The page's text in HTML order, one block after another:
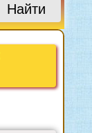
Найти